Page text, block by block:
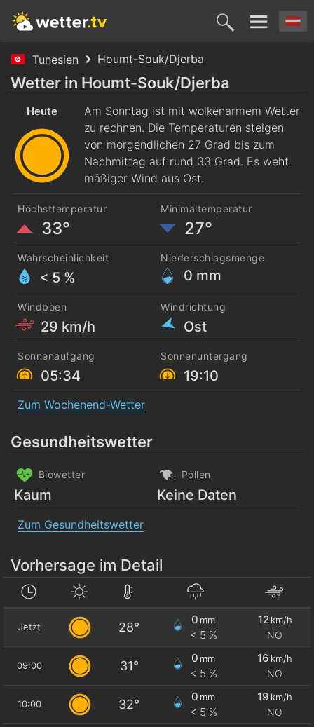
Tunesien Houmt-Souk/Djerba
Heute
9. Aug.
Morgen
10. Aug.
Dienstag
11. Aug.
Mittwoch
12. Aug. 13.
Wetter in Houmt-Souk/Djerba
Heute
Am Sonntag ist mit wolkenarmem Wetter
zu rechnen. Die Temperaturen steigen
von morgendlichen 27 Grad bis zum
Nachmittag auf rund 33 Grad. Es weht
mäßiger Wind aus Ost.
Höchsttemperatur
33°
Minimaltemperatur
27°
Wahrscheinlichkeit
< 5 %
Niederschlagsmenge
0 mm
Windböen
29 km/h
Windrichtung
Ost
Sonnenaufgang
05:34
Sonnenuntergang
19:10
Zum Wochenend-Wetter
Gesundheitswetter
Biowetter
Kaum
Pollen
Keine Daten
Zum Gesundheitswetter
Vorhersage im Detail
Jetzt 28°
0 mm
< 5 %
12 km/h
NO
09:00 31°
0 mm
< 5 %
16 km/h
NO
10:00 32°
0 mm
< 5 %
19 km/h
NO